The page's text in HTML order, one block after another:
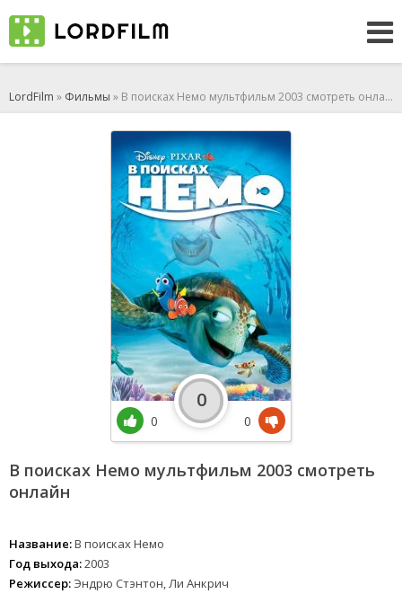
LordFilm » Фильмы » В поисках Немо мультфильм 2003 смотреть онлайн
В поисках Немо мультфильм 2003 смотреть
онлайн
Название:В поисках Немо
Год выхода:2003
Режиссер: Эндрю Стэнтон, Ли Анкрич
0
0
0